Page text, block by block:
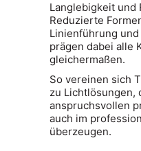
Langlebigkeit und
Reduzierte
Linienführung
prägen dabei alle
gleichermaßen.
So vereinen sich
zu Lichtlösungen,
anspruchsvollen
auch im
überzeugen.